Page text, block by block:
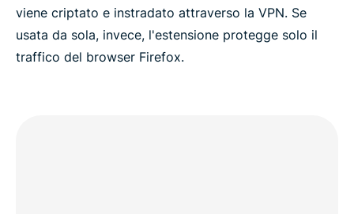
viene criptato e instradato attraverso la VPN. Se
usata da sola, invece, l'estensione protegge solo il
traffico del browser Firefox.